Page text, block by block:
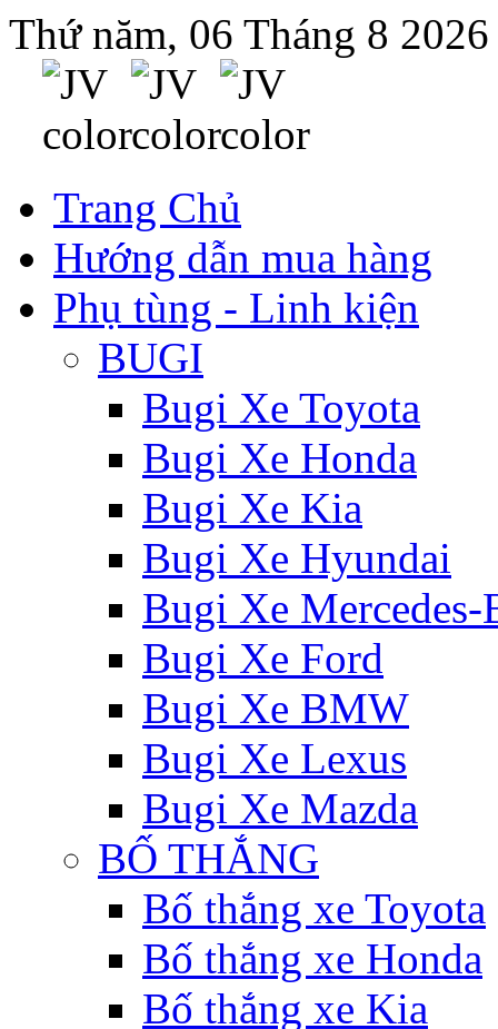
Thứ năm, 06 Tháng 8 2026
Trang Chủ
Hướng dẫn mua hàng
Phụ tùng - Linh kiện
BUGI
Bugi Xe Toyota
Bugi Xe Honda
Bugi Xe Kia
Bugi Xe Hyundai
Bugi Xe Mercedes-
Bugi Xe Ford
Bugi Xe BMW
Bugi Xe Lexus
Bugi Xe Mazda
BỐ THẮNG
Bố thắng xe Toyota
Bố thắng xe Honda
Bố thắng xe Kia